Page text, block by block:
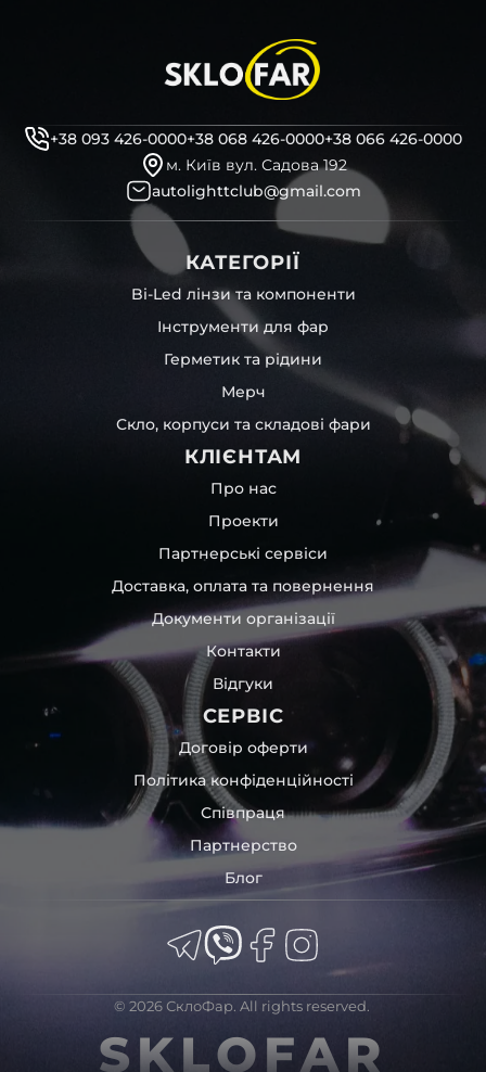
+38 093 426-0000+38 068 426-0000+38 066 426-0000
м. Київ вул. Садова 192
autolighttclub@gmail.com
КАТЕГОРІЇ
Bi-Led лінзи та компоненти
Інструменти для фар
Герметик та рідини
Мерч
Скло, корпуси та складові фари
КЛІЄНТАМ
Про нас
Проекти
Партнерські сервіси
Доставка, оплата та повернення
Документи організації
Контакти
Відгуки
СЕРВІС
Договір оферти
Політика конфіденційності
Співпраця
Партнерство
Блог
© 2026 СклоФар. All rights reserved.
SKLOFAR